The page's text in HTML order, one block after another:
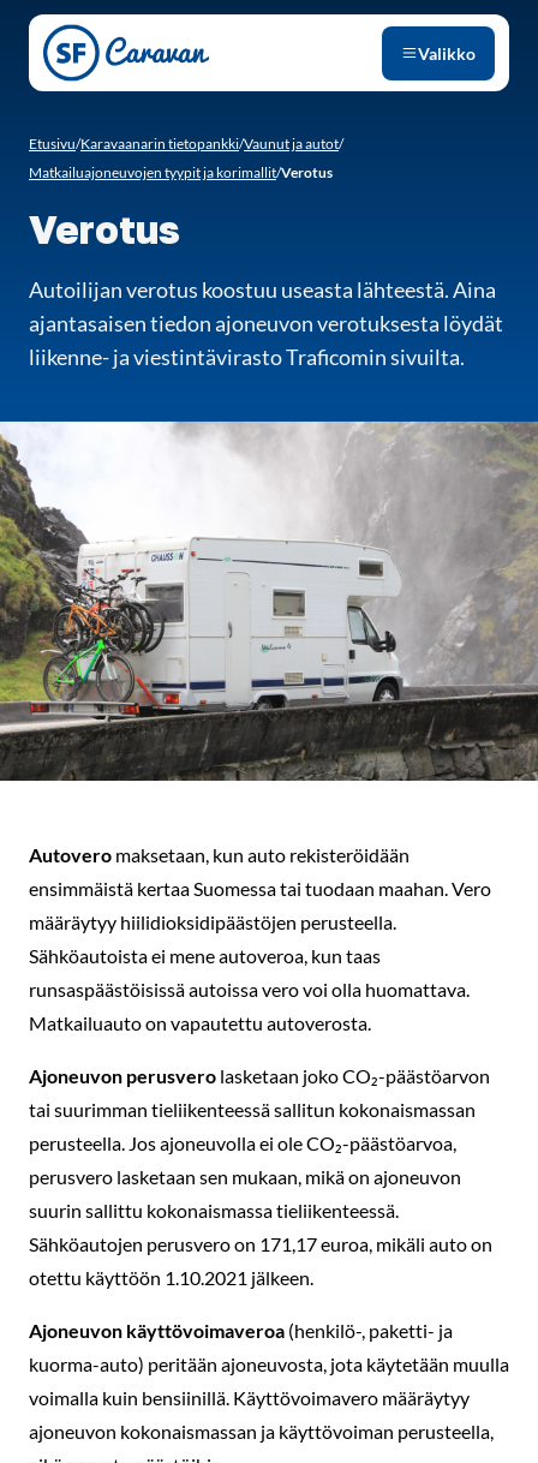
Siirry sivun sisältöön
Valikko
Etusivu/Karavaanarin tietopankki/Vaunut ja autot/
Matkailuajoneuvojen tyypit ja korimallit/Verotus
Verotus
Autoilijan verotus koostuu useasta lähteestä. Aina
ajantasaisen tiedon ajoneuvon verotuksesta löydät
liikenne- ja viestintävirasto Traficomin sivuilta.
Autovero maksetaan, kun auto rekisteröidään
ensimmäistä kertaa Suomessa tai tuodaan maahan. Vero
määräytyy hiilidioksidipäästöjen perusteella.
Sähköautoista ei mene autoveroa, kun taas
runsaspäästöisissä autoissa vero voi olla huomattava.
Matkailuauto on vapautettu autoverosta.
Ajoneuvon perusvero lasketaan joko CO₂-päästöarvon
tai suurimman tieliikenteessä sallitun kokonaismassan
perusteella. Jos ajoneuvolla ei ole CO₂-päästöarvoa,
perusvero lasketaan sen mukaan, mikä on ajoneuvon
suurin sallittu kokonaismassa tieliikenteessä.
Sähköautojen perusvero on 171,17 euroa, mikäli auto on
otettu käyttöön 1.10.2021 jälkeen.
Ajoneuvon käyttövoimaveroa (henkilö-, paketti- ja
kuorma-auto) peritään ajoneuvosta, jota käytetään muulla
voimalla kuin bensiinillä. Käyttövoimavero määräytyy
ajoneuvon kokonaismassan ja käyttövoiman perusteella,